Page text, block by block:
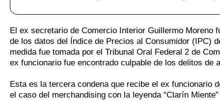
El ex secretario de Comercio Interior Guillermo Moreno
de los datos del Índice de Precios al Consumidor (IPC)
medida fue tomada por el Tribunal Oral Federal 2 de
ex funcionario fue encontrado culpable de los delitos
Esta es la tercera condena que recibe el ex funcionario
el caso del merchandising con la leyenda “Clarín